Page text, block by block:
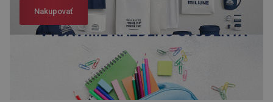
Nakupovať